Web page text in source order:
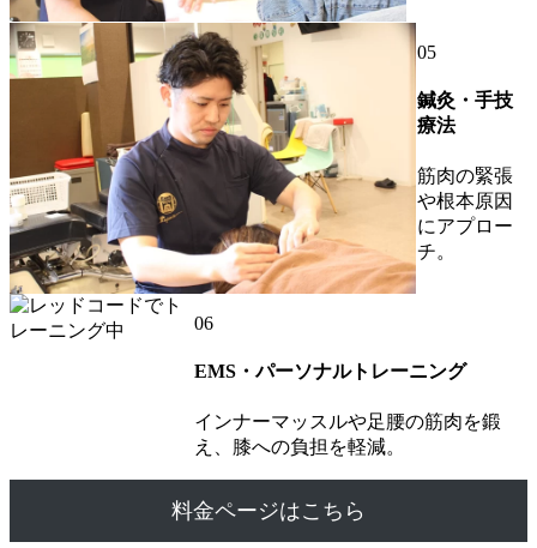
05
鍼灸・手技
療法
筋肉の緊張
や根本原因
にアプロー
チ。
06
EMS・パーソナルトレーニング
インナーマッスルや足腰の筋肉を鍛
え、膝への負担を軽減。
料金ページはこちら